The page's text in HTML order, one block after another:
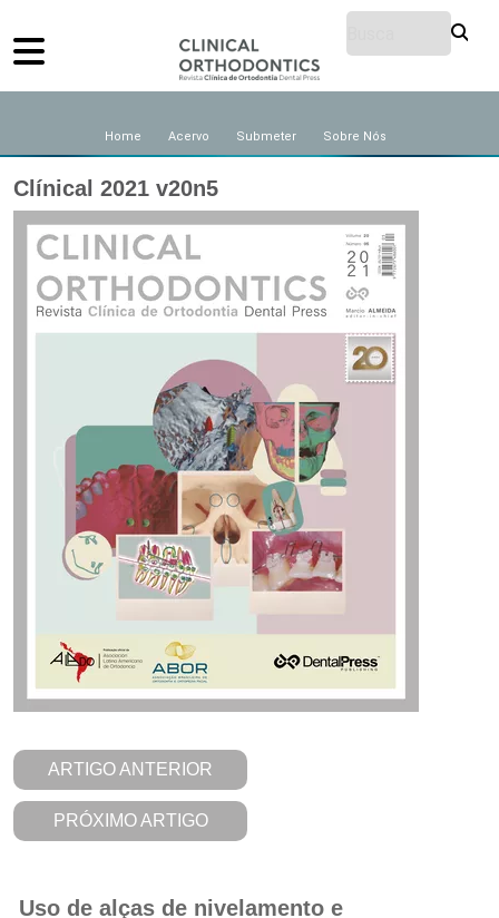
Home Acervo Submeter Sobre Nós
Clínical 2021 v20n5
ARTIGO ANTERIOR
PRÓXIMO ARTIGO
Uso de alças de nivelamento e